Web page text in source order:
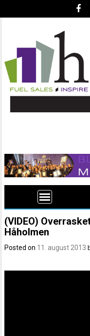
(VIDEO)
Håholmen
Posted on 11. august 2013